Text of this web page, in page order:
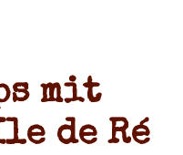
mit
de Ré